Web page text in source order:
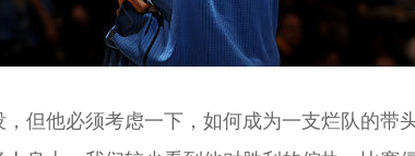
但他必须考虑一下，如何成为一支烂队的带